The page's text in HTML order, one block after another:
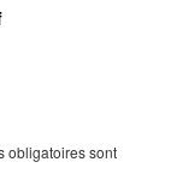
obligatoires sont